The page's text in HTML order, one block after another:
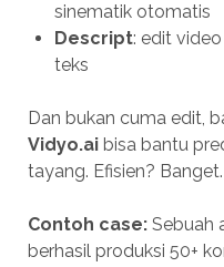
sinematik otomatis
Descript: edit
teks
Dan bukan cuma edit,
Vidyo.aibisa bantu
tayang. Efisien? Banget.
Contoh case:Sebuah
berhasil produksi 50+